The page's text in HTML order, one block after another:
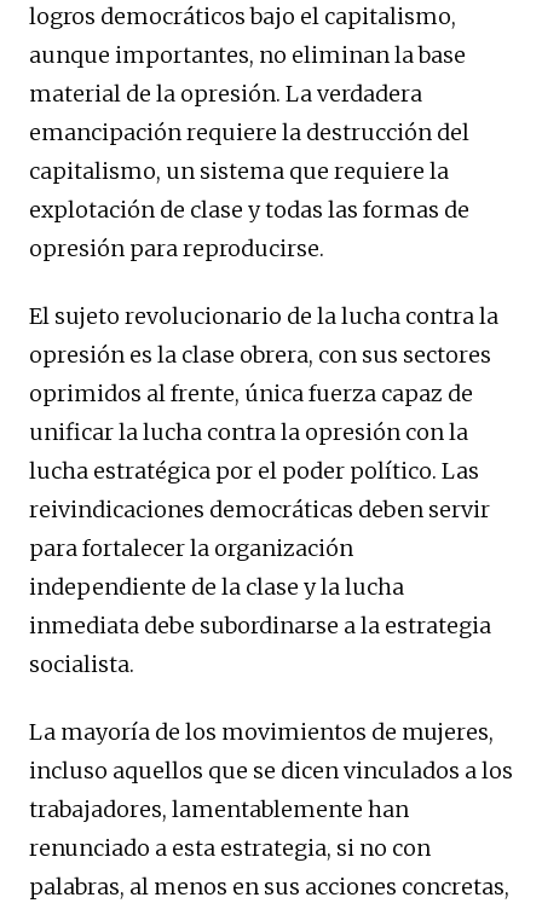
logros democráticos bajo el capitalismo,
aunque importantes, no eliminan la base
material de la opresión. La verdadera
emancipación requiere la destrucción del
capitalismo, un sistema que requiere la
explotación de clase y todas las formas de
opresión para reproducirse.
El sujeto revolucionario de la lucha contra la
opresión es la clase obrera, con sus sectores
oprimidos al frente, única fuerza capaz de
unificar la lucha contra la opresión con la
lucha estratégica por el poder político. Las
reivindicaciones democráticas deben servir
para fortalecer la organización
independiente de la clase y la lucha
inmediata debe subordinarse a la estrategia
socialista.
La mayoría de los movimientos de mujeres,
incluso aquellos que se dicen vinculados a los
trabajadores, lamentablemente han
renunciado a esta estrategia, si no con
palabras, al menos en sus acciones concretas,